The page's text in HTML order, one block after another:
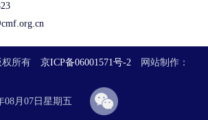
权所有京ICP备06001571号-2 网站制作 ：
08月07日星期五